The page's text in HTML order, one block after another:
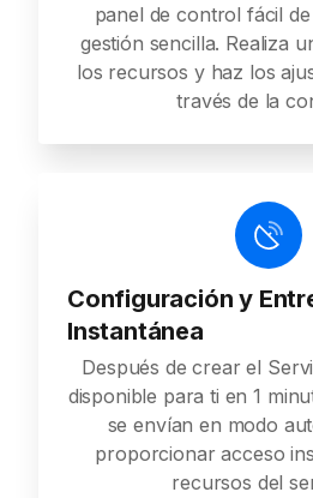
panel de control fácil
gestión sencilla. Realiza
los recursos y haz los
través de la
Configuración y
Instantánea
Después de crear el
disponible para ti en 1
se envían en modo
proporcionar acceso
recursos del